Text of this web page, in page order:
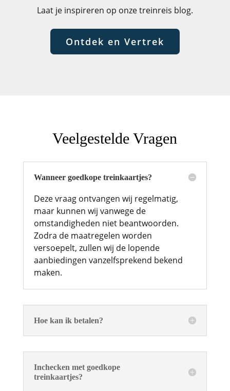
Laat je inspireren op onze treinreis blog.
Ontdek en Vertrek
Veelgestelde Vragen
Wanneer goedkope treinkaartjes?
Deze vraag ontvangen wij regelmatig,
maar kunnen wij vanwege de
omstandigheden niet beantwoorden.
Zodra de maatregelen worden
versoepelt, zullen wij de lopende
aanbiedingen vanzelfsprekend bekend
maken.
Hoe kan ik betalen?
Inchecken met goedkope
treinkaartjes?